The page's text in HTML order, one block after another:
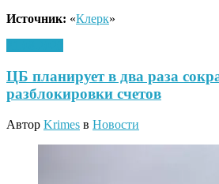
Источник: «Клерк»
ЦБ планирует в два раза
разблокировки счетов
Автор Krimes в Новости